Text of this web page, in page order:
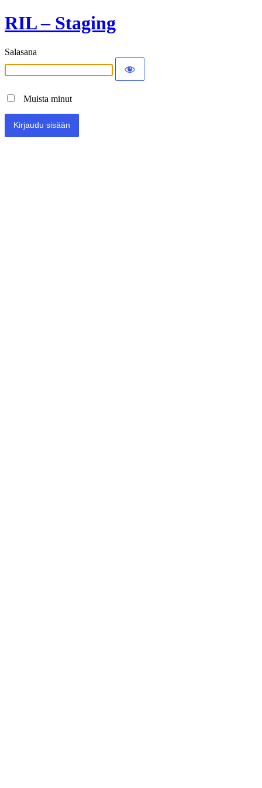
RIL – Staging
Salasana
Muista minut